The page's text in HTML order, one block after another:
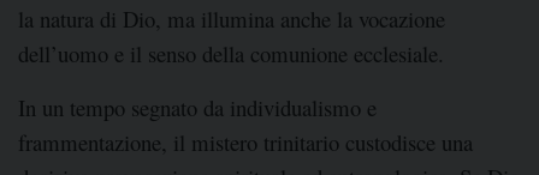
la natura di Dio, ma illumina anche la vocazione
dell’uomo e il senso della comunione ecclesiale.
In un tempo segnato da individualismo e
frammentazione, il mistero trinitario custodisce una